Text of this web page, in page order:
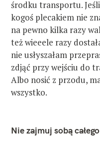
środku transportu.
kogoś plecakiem nie
na pewno kilka razy
też wieeele razy
nie usłyszałam
zdjąć przy wejściu do
Albo nosić z przodu,
wszystko.
Nie zajmuj sobą